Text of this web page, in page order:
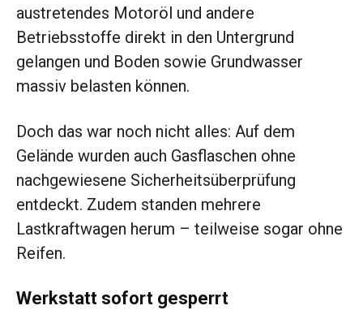
austretendes Motoröl und andere
Betriebsstoffe direkt in den Untergrund
gelangen und Boden sowie Grundwasser
massiv belasten können.
Doch das war noch nicht alles: Auf dem
Gelände wurden auch Gasflaschen ohne
nachgewiesene Sicherheitsüberprüfung
entdeckt. Zudem standen mehrere
Lastkraftwagen herum – teilweise sogar ohne
Reifen.
Werkstatt sofort gesperrt